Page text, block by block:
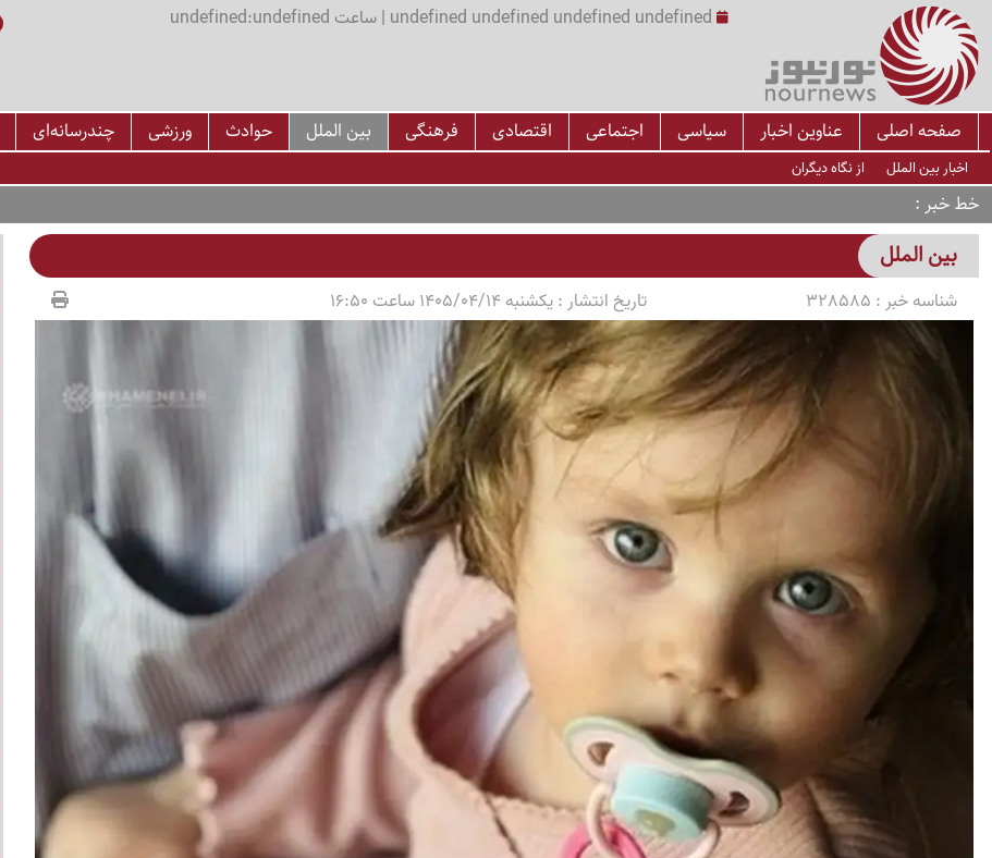
undefined undefined undefined undefined | ساعت undefined:undefined
صفحه اصلی عناوین اخبار سیاسی اجتماعی اقتصادی فرهنگی بین الملل حوادث ورزشی چندرسانه‌ای
اخبار بین الملل از نگاه دیگران
خط خبر
بین الملل
شناسه خبر : 328585 تاریخ انتشار :یکشنبه 1405/04/14 ساعت 16:50